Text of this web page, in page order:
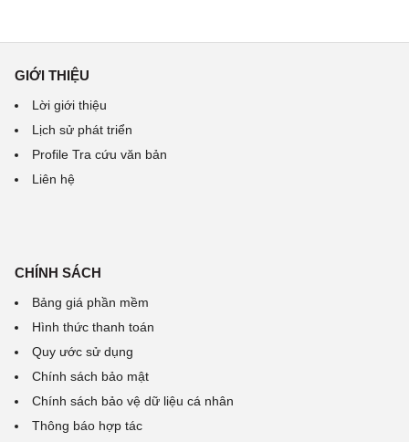
GIỚI THIỆU
Lời giới thiệu
Lịch sử phát triển
Profile Tra cứu văn bản
Liên hệ
CHÍNH SÁCH
Bảng giá phần mềm
Hình thức thanh toán
Quy ước sử dụng
Chính sách bảo mật
Chính sách bảo vệ dữ liệu cá nhân
Thông báo hợp tác